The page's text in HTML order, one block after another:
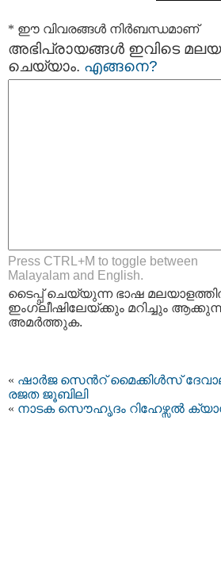
* ഈ വിവരങ്ങള്‍ നിര്‍ബന്ധമാണ്
അഭിപ്രായങ്ങള്‍ ഇവിടെ
ചെയ്യാം. എങ്ങനെ?
Press CTRL+M to toggle between
Malayalam and English.
ടൈപ്പ്‌ ചെയ്യുന്ന ഭാഷ
ഇംഗ്ലീഷിലേയ്ക്കും മറിച്ചും
അമര്‍ത്തുക.
« ഷാര്‍ജ സെന്‍റ് മൈക്കിള്‍സ്
രജത ജൂബിലി
« നാടക സൌഹൃദം റിഹേഴ്സല്‍